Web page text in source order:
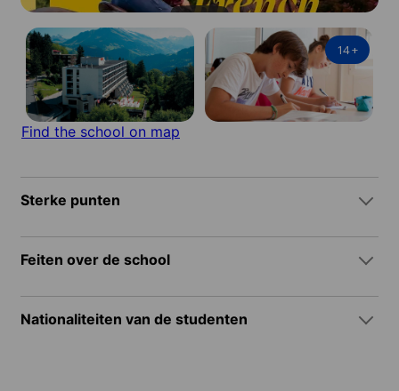
14+
Find the school on map
Sterke punten
Feiten over de school
Nationaliteiten van de studenten